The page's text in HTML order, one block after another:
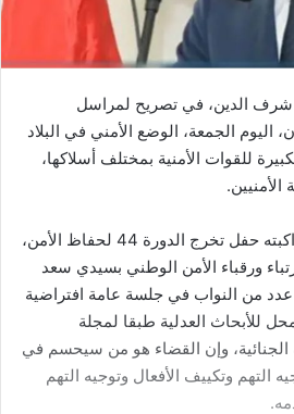
شرف الدين، في تصريح لمراسل
اليوم الجمعة، الوضع الأمني في البلاد
للقوات الأمنية بمختلف أسلاكها،
الأمنيين.
وقال شرف الدين، لدى مواكبته حفل تخرج الدورة 44 لحفاظ الأمن،
ورقباء الأمن الوطني بسيدي سعد
عدد من النواب في جلسة عامة افتراضية
للأبحاث العدلية طبقا لمجلة
الجنائية، وإن القضاء هو من سيحسم في
وتكييف الأفعال وتوجيه التهم